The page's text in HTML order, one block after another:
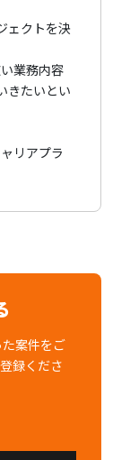
ェクトを決
業務内容
きたいとい
リアプラ
た案件をご
録くださ